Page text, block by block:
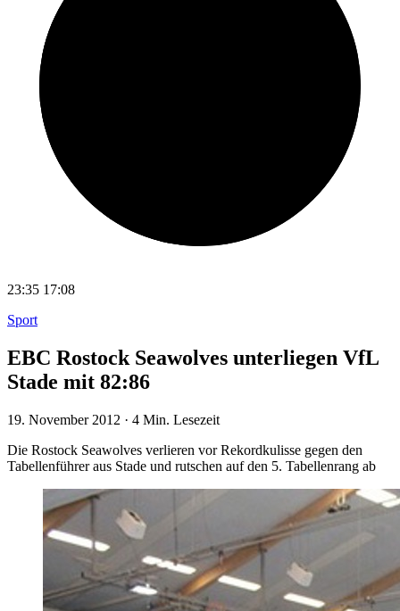
23:35 17:08
Sport
EBC Rostock Seawolves unterliegen VfL
Stade mit 82:86
19. November 2012 · 4 Min. Lesezeit
Die Rostock Seawolves verlieren vor Rekordkulisse gegen den
Tabellenführer aus Stade und rutschen auf den 5. Tabellenrang ab